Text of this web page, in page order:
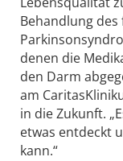
Behandlung
denen die
den Darm
am
in die Zukunft.
etwas entdeckt
kann.“